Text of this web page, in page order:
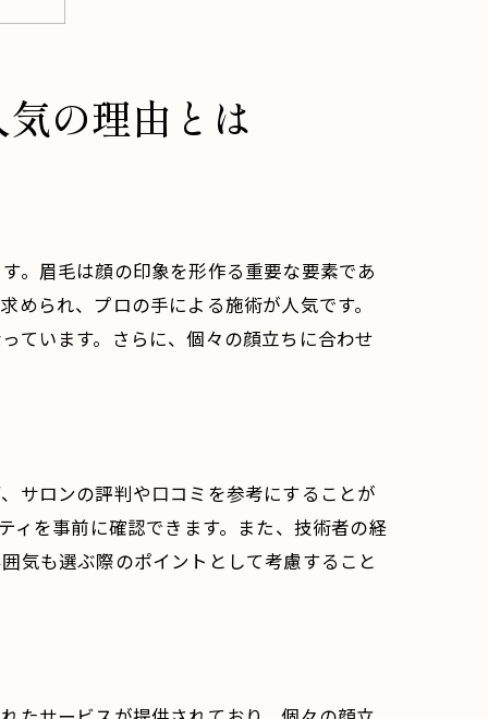
の理由とは
。眉毛は顔の印象を形作る重要な要素であ
られ、プロの手による施術が人気です。
ています。さらに、個々の顔立ちに合わせ
サロンの評判や口コミを参考にすることが
ィを事前に確認できます。また、技術者の経
気も選ぶ際のポイントとして考慮すること